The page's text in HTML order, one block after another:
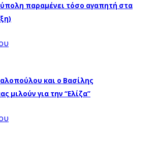
παραμένει τόσο αγαπητή στα
και ο Βασίλης
μιλούν για την “Ελίζα”